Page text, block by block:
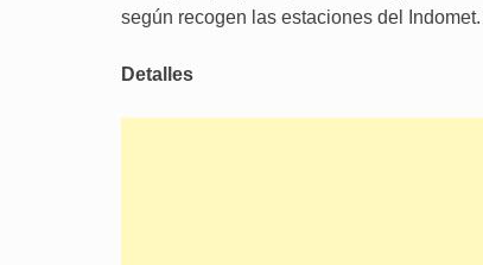
según recogen las estaciones del Indomet.
Detalles